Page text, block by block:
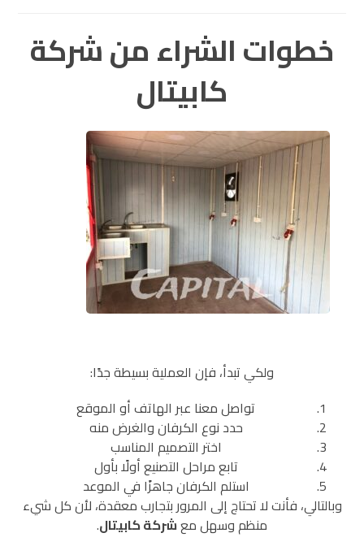
خطوات الشراء من شركة
كابيتال
ولكي تبدأ، فإن العملية بسيطة جدًا:
تواصل معنا عبر الهاتف أو الموقع
حدد نوع الكرفان والغرض منه
اختر التصميم المناسب
تابع مراحل التصنيع أولًا بأول
استلم الكرفان جاهزًا في الموعد
وبالتالي، فأنت لا تحتاج إلى المرور بتجارب معقدة، لأن كل شيء
منظم وسهل معشركة كابيتال.